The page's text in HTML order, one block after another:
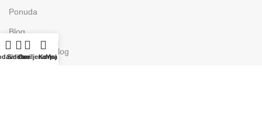
Ponuda
Blog
Instagram nalog
SidebarOmiljenoKorpa
Moj nalog